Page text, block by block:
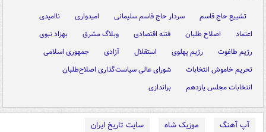
تشییع حاج قاسم سردار حاج قاسم سلیمانی امیدواری
ناامیدی
اعتماد
اصلاح طلبان فتنه اقتصادی وبلاگ مشرق
بهزاد نبوی
رژیم طاغوت
رژیم پهلوی استقلال آزادی
جمهوری اسلامی
تحریم خاموش انتخابات
شورای عالی سیاست‌گذاری اصلاح‌طلبان
انتخابات مجلس یازدهم
براندازی
آپ آهنگ موزیک شاه
سایت تاریخ ایران